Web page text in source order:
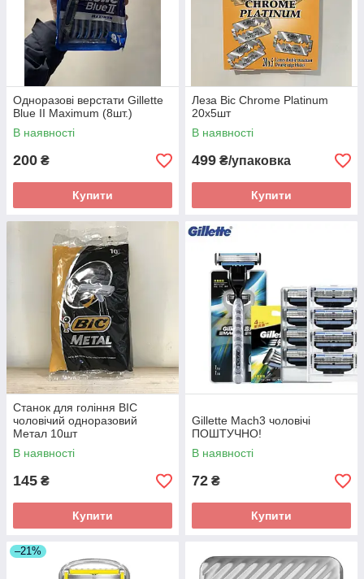
Одноразові верстати Gillette
Blue II Maximum (8шт.)
В наявності
200 ₴
Купити
Леза Bic Chrome Platinum
20х5шт
В наявності
499 ₴/упаковка
Купити
Станок для гоління BIC
чоловічий одноразовий
Метал 10шт
В наявності
145 ₴
Купити
Gillette Mach3 чоловічі
ПОШТУЧНО!
В наявності
72 ₴
Купити
–21%